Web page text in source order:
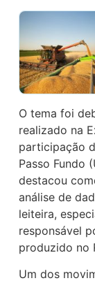
O tema foi
realizado na
participação
Passo Fundo
destacou
análise de
leiteira,
responsável
produzido no
Um dos